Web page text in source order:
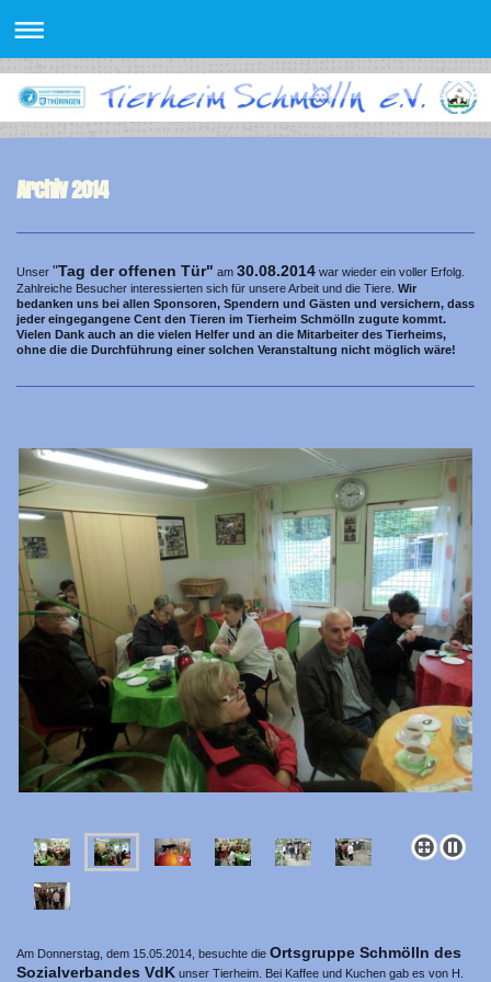
Archiv 2014
Unser "Tag der offenen Tür" am 30.08.2014 war wieder ein voller Erfolg.
Zahlreiche Besucher interessierten sich für unsere Arbeit und die Tiere. Wir
bedanken uns bei allen Sponsoren, Spendern und Gästen und versichern, dass
jeder eingegangene Cent den Tieren im Tierheim Schmölln zugute kommt.
Vielen Dank auch an die vielen Helfer und an die Mitarbeiter des Tierheims,
ohne die die Durchführung einer solchen Veranstaltung nicht möglich wäre!
Am Donnerstag, dem 15.05.2014, besuchte die Ortsgruppe Schmölln des
Sozialverbandes VdK unser Tierheim. Bei Kaffee und Kuchen gab es von H.